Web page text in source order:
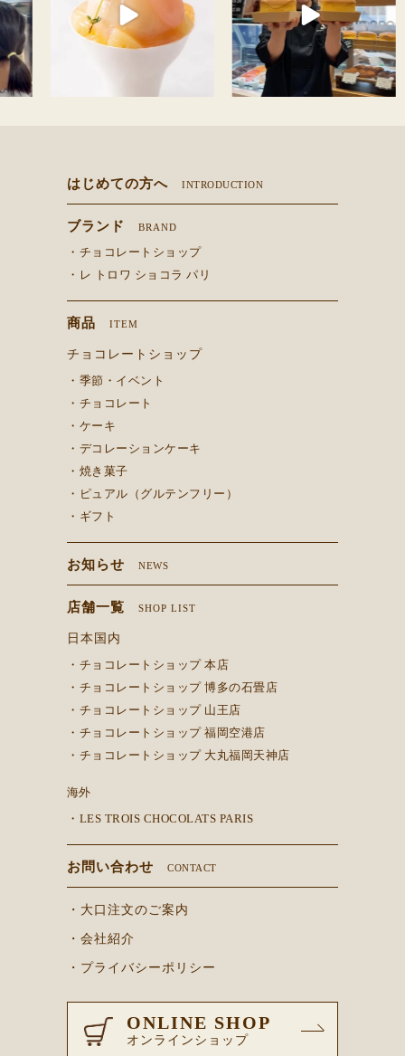
はじめての方へ INTRODUCTION
ブランド BRAND
・チョコレートショップ
・レ トロワ ショコラ パリ
商品 ITEM
チョコレートショップ
・季節・イベント
・チョコレート
・ケーキ
・デコレーションケーキ
・焼き菓子
・ピュアル（グルテンフリー）
・ギフト
お知らせ NEWS
店舗一覧 SHOP LIST
日本国内
・チョコレートショップ 本店
・チョコレートショップ 博多の石畳店
・チョコレートショップ 山王店
・チョコレートショップ 福岡空港店
・チョコレートショップ 大丸福岡天神店
海外
・LES TROIS CHOCOLATS PARIS
お問い合わせ CONTACT
・大口注文のご案内
・会社紹介
・プライバシーポリシー
ONLINE SHOP
オンラインショップ